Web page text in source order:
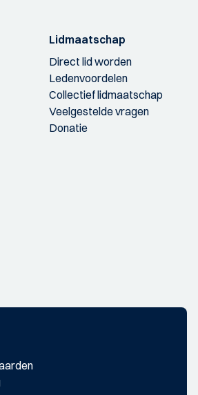
Lidmaatschap
Direct lid worden
Ledenvoordelen
Collectief lidmaatschap
Veelgestelde vragen
Donatie